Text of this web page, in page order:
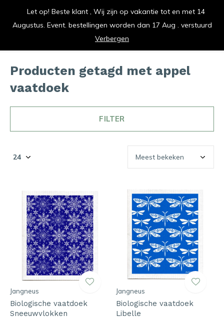
vrolijk je keuken op
Producten getagd met appel
vaatdoek
FILTER
Jangneus
Biologische vaatdoek
Sneeuwvlokken
Jangneus
Biologische vaatdoek
Libelle
Let op! Beste klant , Wij zijn op vakantie tot en met 14
Augustus. Event. bestellingen worden dan 17 Aug . verstuurd
Verbergen